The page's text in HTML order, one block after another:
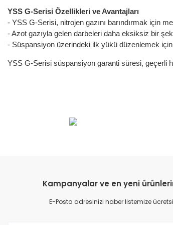
YSS G-Serisi Özellikleri ve Avantajları
- YSS G-Serisi, nitrojen gazını barındırmak için
- Azot gazıyla gelen darbeleri daha eksiksiz bir
- Süspansiyon üzerindeki ilk yükü düzenlemek için
YSS G-Serisi süspansiyon garanti süresi, geçerli
Görüş ve önerileriniz için teşekkür ederiz.
Ürün fiyatı diğer sitelerden daha pahalı.
Bu ürüne benzer farklı alternatifler olmalı.
Kampanyalar ve en yeni
E-Posta adresinizi haber listemize